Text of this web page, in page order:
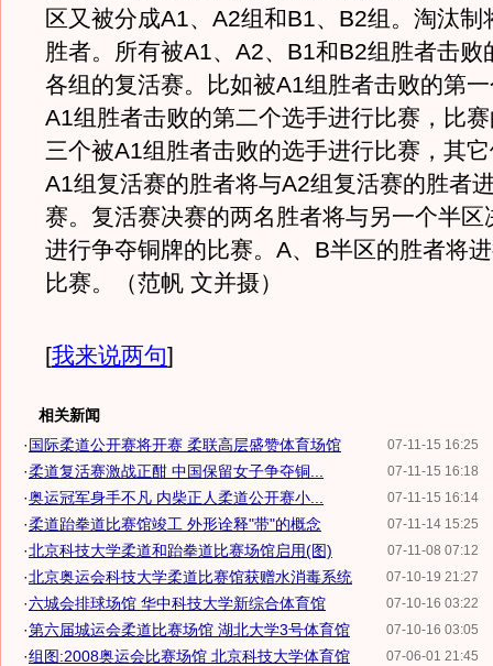
区又被分成A1、A2组和B1、B2组。淘汰制
胜者。所有被A1、A2、B1和B2组胜者击败
各组的复活赛。比如被A1组胜者击败的第
A1组胜者击败的第二个选手进行比赛，比
三个被A1组胜者击败的选手进行比赛，其
A1组复活赛的胜者将与A2组复活赛的胜者
赛。复活赛决赛的两名胜者将与另一个半区
进行争夺铜牌的比赛。A、B半区的胜者将
比赛。（范帆 文并摄）
[我来说两句]
相关新闻
07-11-15 16:25
·国际柔道公开赛将开赛 柔联高层盛赞体育场馆
07-11-15 16:18
·柔道复活赛激战正酣 中国保留女子争夺铜...
07-11-15 16:14
·奥运冠军身手不凡 内柴正人柔道公开赛小...
07-11-14 15:25
·柔道跆拳道比赛馆竣工 外形诠释"带"的概念
07-11-08 07:12
·北京科技大学柔道和跆拳道比赛场馆启用(图)
07-10-19 21:27
·北京奥运会科技大学柔道比赛馆获赠水消毒系统
07-10-16 03:22
·六城会排球场馆 华中科技大学新综合体育馆
07-10-16 03:05
·第六届城运会柔道比赛场馆 湖北大学3号体育馆
07-06-01 21:45
·组图:2008奥运会比赛场馆 北京科技大学体育馆